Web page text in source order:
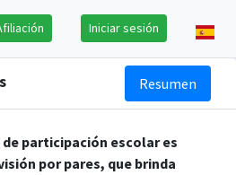
Iniciar sesión
Resumen
participación escolar es
por pares, que brinda